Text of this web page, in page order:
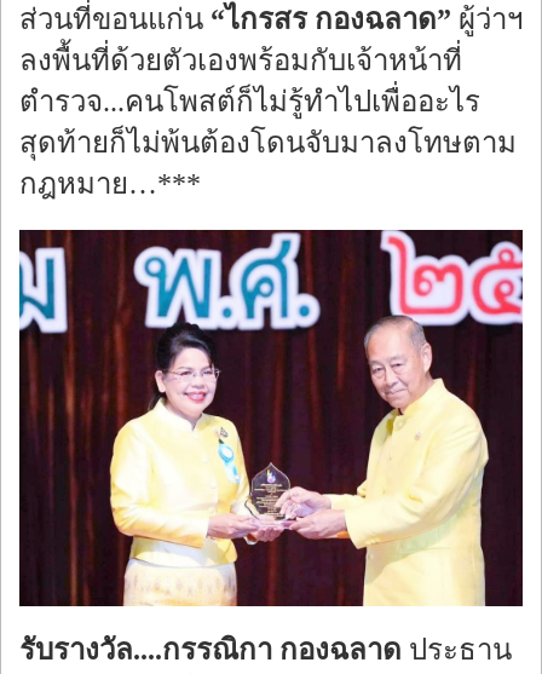
ส่วนที่ขอนแก่น “ไกรสร กองฉลาด” ผู้ว่าฯ
ลงพื้นที่ด้วยตัวเองพร้อมกับเจ้าหน้าที่
ตำรวจ...คนโพสต์ก็ไม่รู้ทำไปเพื่ออะไร
สุดท้ายก็ไม่พ้นต้องโดนจับมาลงโทษตาม
กฎหมาย…***
รับรางวัล....กรรณิกา กองฉลาด ประธาน